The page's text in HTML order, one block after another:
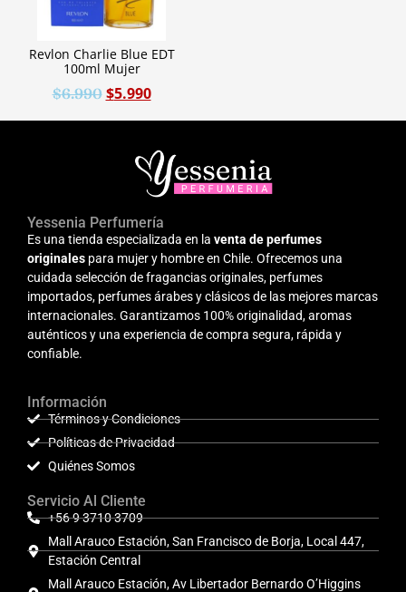
Revlon Charlie Blue EDT
100ml Mujer
$6.990 $5.990
Yessenia Perfumería
Es una tienda especializada en la venta de perfumes
originales para mujer y hombre en Chile. Ofrecemos una
cuidada selección de fragancias originales, perfumes
importados, perfumes árabes y clásicos de las mejores marcas
internacionales. Garantizamos 100% originalidad, aromas
auténticos y una experiencia de compra segura, rápida y
confiable.
Información
Términos y Condiciones
Políticas de Privacidad
Quiénes Somos
Servicio Al Cliente
+56 9 3710 3709
Mall Arauco Estación, San Francisco de Borja, Local 447,
Estación Central
Mall Arauco Estación, Av Libertador Bernardo O’Higgins